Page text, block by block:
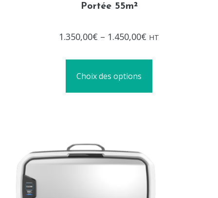
Portée 55m²
0
1.350,00€ – 1.450,00€ HT
Choix des options